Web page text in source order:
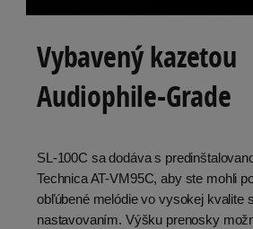
Vybavený kazetou
Audiophile-Grade
SL-100C sa dodáva s
Technica AT-VM95C, aby ste mohli
obľúbené melódie vo vysokej kvalite
nastavovaním. Výšku prenosky